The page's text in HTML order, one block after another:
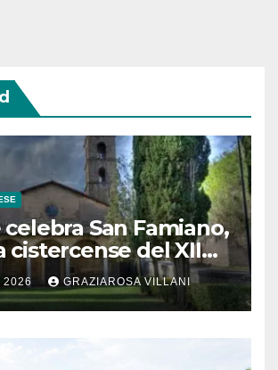
celebra San Famiano,
cistercense del XII
2026 GRAZIAROSA VILLANI